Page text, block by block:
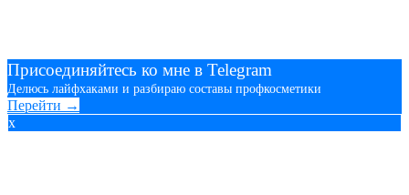
Присоединяйтесь ко мне в Telegram
Делюсь лайфхаками и разбираю составы профкосметики
Перейти →
x